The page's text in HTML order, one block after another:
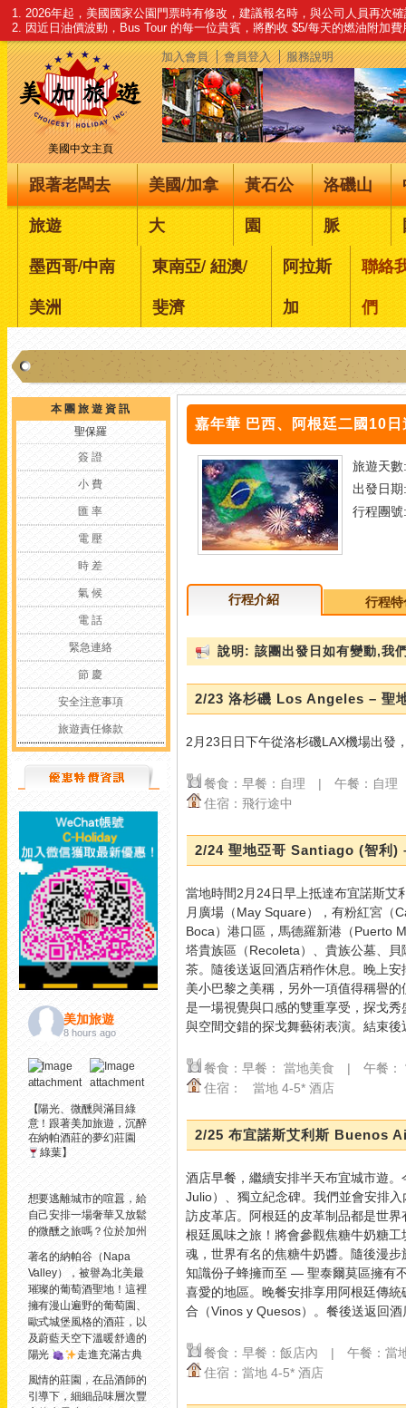
美國中文主頁
加入會員 會員登入 服務說明
跟著老闆去
旅遊
美國/加拿
大
黃石公
園
洛磯山
脈
墨西哥/中南
美洲
東南亞/ 紐澳/
斐濟
阿拉斯
加
聯絡
們
本 團 旅 遊 資 訊
聖保羅
簽 證
小 費
匯 率
電 壓
時 差
氣 候
電 話
緊急連絡
節 慶
安全注意事項
旅遊責任條款
美加旅遊
8 hours ago
【陽光、微醺與滿目綠
意！跟著美加旅遊，沉醉
在納帕酒莊的夢幻莊園
綠葉】
想要逃離城市的喧囂，給
自己安排一場奢華又放鬆
的微醺之旅嗎？位於加州
著名的納帕谷（Napa
Valley），被譽為北美最
璀璨的葡萄酒聖地！這裡
擁有漫山遍野的葡萄園、
歐式城堡風格的酒莊，以
及蔚藍天空下溫暖舒適的
陽光
走進充滿古典
風情的莊園，在品酒師的
引導下，細細品味層次豐
嘉年華 巴西、阿根廷二國10
旅遊天
出發日
行程團
行程介紹 行程
說明: 該團出發日如有變動,我
2/23 洛杉磯 Los Angeles – 聖
2月23日日下午從洛杉磯LAX機場出發
餐食：早餐：自理 | 午餐：自
住宿：飛行途中
2/24 聖地亞哥 Santiago (智利
當地時間2月24日早上抵達布宜諾斯艾
月廣場（May Square），有粉紅宮（
Boca）港口區，馬德羅新港（Puerto
塔貴族區（Recoleta）、貴族公墓、
茶。隨後送返回酒店稍作休息。晚上
美小巴黎之美稱，另外一項值得稱譽
是一場視覺與口感的雙重享受，探戈
與空間交錯的探戈舞藝術表演。結束
餐食：早餐： 當地美食 | 午餐
住宿：
當地 4-5* 酒店
2/25 布宜諾斯艾利斯 Buenos
酒店早餐，繼續安排半天布宜城市遊
Julio）、獨立紀念碑。我們並會安排
訪皮革店。阿根廷的皮革制品都是世
根廷風味之旅！將會參觀焦糖牛奶糖
魂，世界有名的焦糖牛奶醬。隨後漫
知識份子蜂擁而至 — 聖泰爾莫區擁有
喜愛的地區。晚餐安排享用阿根廷傳
合（Vinos y Quesos）。餐後送返回
餐食：早餐：飯店內 | 午餐：
住宿：當地 4-5* 酒店
1. 2026年起，美國國家公園門票時有修改，建議報名時，與公司人員再次
2. 因近日油價波動，Bus Tour 的每一位貴賓，將酌收 $5/每天的燃油附加